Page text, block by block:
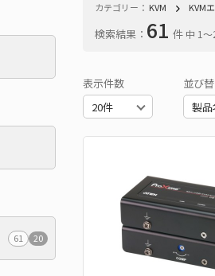
カテゴリー： KVM KVM
検索結果： 61 件 中 1
表示件数 並び
61 20